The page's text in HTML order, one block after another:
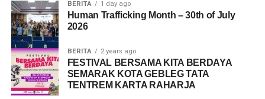
BERITA 1 day ago
Human Trafficking Month – 30th of July
2026
BERITA 2 years ago
FESTIVAL BERSAMA KITA BERDAYA
SEMARAK KOTA GEBLEG TATA
TENTREM KARTA RAHARJA